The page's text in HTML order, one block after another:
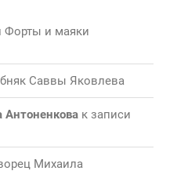
Форты и маяки
Саввы Яковлева
Антоненкова к записи
Михаила